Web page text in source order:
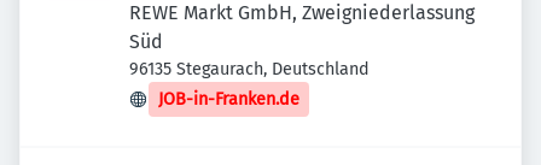
REWE Markt GmbH, Zweigniederlassung
Süd
96135 Stegaurach, Deutschland
JOB-in-Franken.de